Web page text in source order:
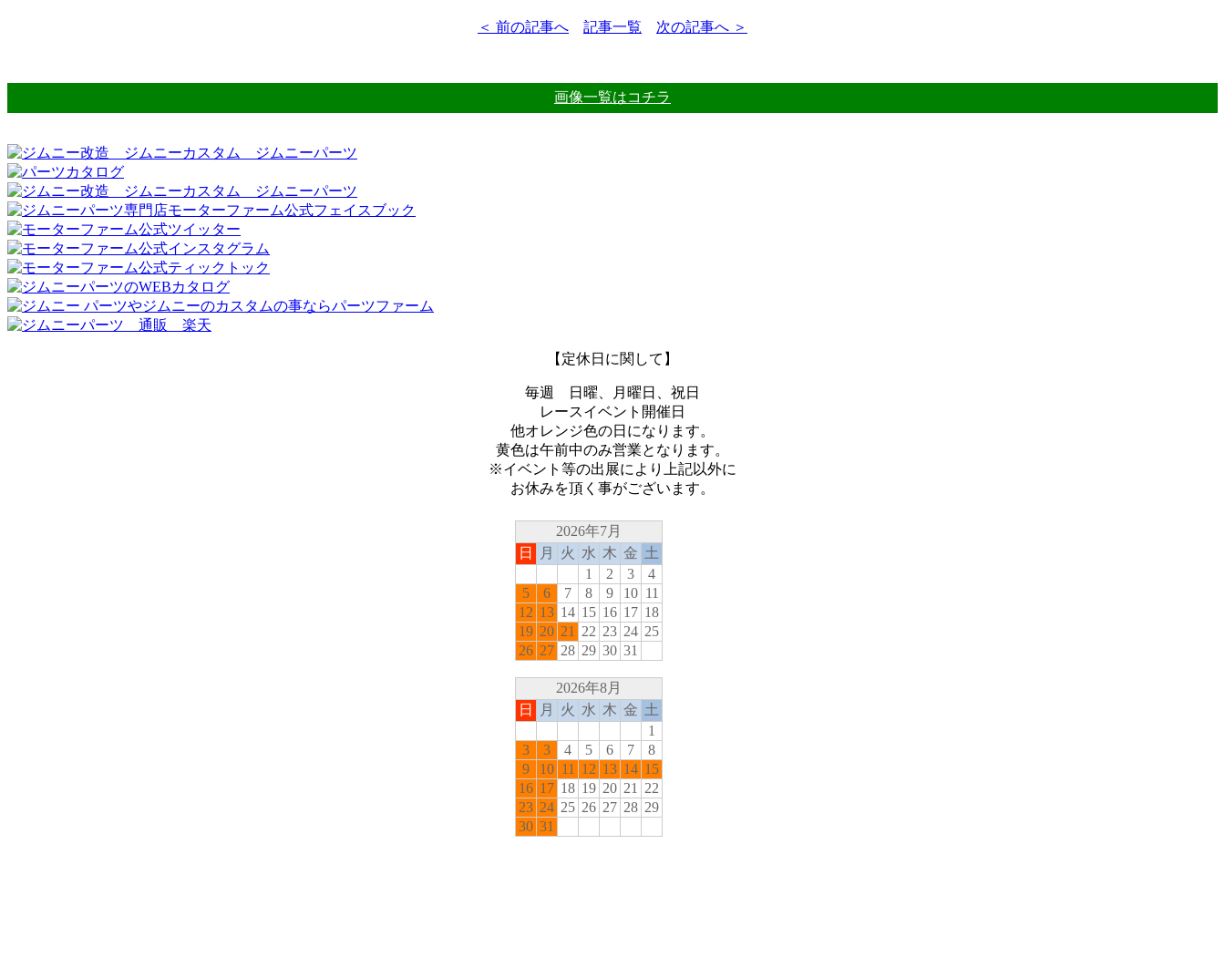
＜ 前の記事へ 記事一覧 次の記事へ ＞
画像一覧はコチラ
【定休日に関して】
毎週 日曜、月曜日、祝日
レースイベント開催日
他オレンジ色の日になります。
黄色は午前中のみ営業となります。
※イベント等の出展により上記以外に
お休みを頂く事がございます。